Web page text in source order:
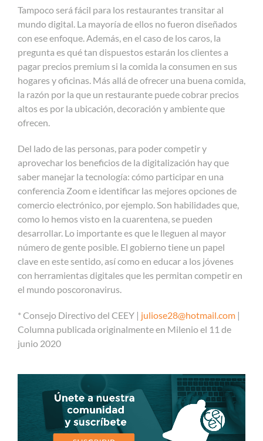
Tampoco será fácil para los restaurantes transitar al
mundo digital. La mayoría de ellos no fueron diseñados
con ese enfoque. Además, en el caso de los caros, la
pregunta es qué tan dispuestos estarán los clientes a
pagar precios premium si la comida la consumen en sus
hogares y oficinas. Más allá de ofrecer una buena comida,
la razón por la que un restaurante puede cobrar precios
altos es por la ubicación, decoración y ambiente que
ofrecen.
Del lado de las personas, para poder competir y
aprovechar los beneficios de la digitalización hay que
saber manejar la tecnología: cómo participar en una
conferencia Zoom e identificar las mejores opciones de
comercio electrónico, por ejemplo. Son habilidades que,
como lo hemos visto en la cuarentena, se pueden
desarrollar. Lo importante es que le lleguen al mayor
número de gente posible. El gobierno tiene un papel
clave en este sentido, así como en educar a los jóvenes
con herramientas digitales que les permitan competir en
el mundo poscoronavirus.
* Consejo Directivo del CEEY | juliose28@hotmail.com |
Columna publicada originalmente en Milenio el 11 de
junio 2020